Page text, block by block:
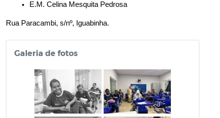
E.M. Celina Mesquita Pedrosa
Rua Paracambi, s/nº, Iguabinha.
Galeria de fotos